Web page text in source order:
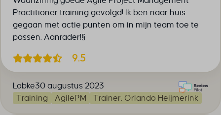
Practitioner training gevolgd! Ik ben naar huis
gegaan met actie punten om in mijn team toe te
passen. Aanrader!§
9.5
Lobke30 augustus 2023
Training
AgilePM Trainer: Orlando Heijmerink